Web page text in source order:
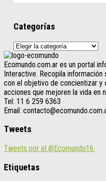
Categorías
Categorías
Ecomundo.com.ar es un portal
Interactive. Recopila
con el objetivo de concientizar y
acciones que mejoren la vida en
Tel: 11 6 259 6363
Email:
Tweets
Tweets por el @Ecomundo16.
Etiquetas